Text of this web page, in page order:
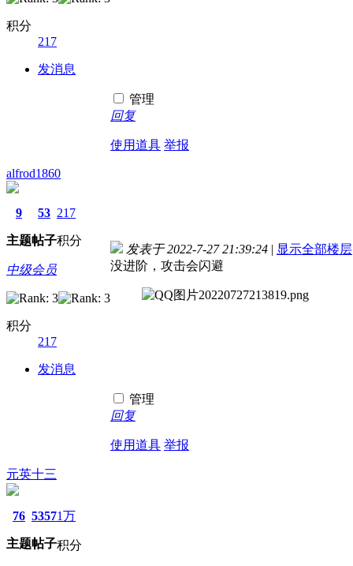
积分
217
发消息
管理
回复
使用道具 举报
alfrod1860
9
主题
53
帖子
217
积分
中级会员
积分
217
发消息
发表于 2022-7-27 21:39:24 | 显示全部楼层
没进阶，攻击会闪避
管理
回复
使用道具 举报
元英十三
76
主题
5357
帖子
1万
积分